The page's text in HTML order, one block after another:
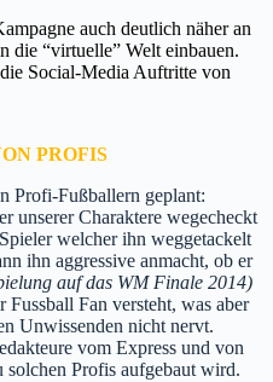
auch deutlich näher an
die “virtuelle” Welt einbauen.
Social-Media Auftritte von
PROFIS
Profi-Fußballern geplant:
unserer Charaktere wegecheckt
welcher ihn weggetackelt
ihn aggressive anmacht, ob er
auf das WM Finale 2014)
Fan versteht, was aber
Unwissenden nicht nervt.
vom Express und von
Profis aufgebaut wird.